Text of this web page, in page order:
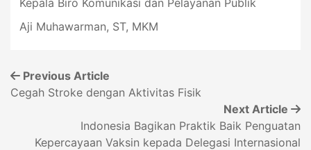
Aji Muhawarman, ST, MKM
Previous Article
Cegah Stroke dengan Aktivitas Fisik
Next Article
Indonesia Bagikan Praktik Baik Penguatan
Kepercayaan Vaksin kepada Delegasi Internasional